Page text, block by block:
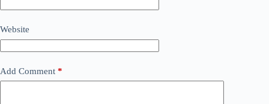
Website
Add Comment *